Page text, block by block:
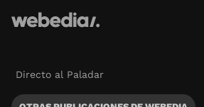
Directo al Paladar